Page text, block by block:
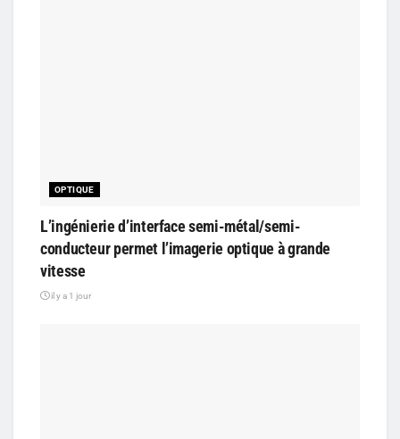
OPTIQUE
L’ingénierie d’interface semi-métal/semi-
conducteur permet l’imagerie optique à grande
vitesse
il y a 1 jour